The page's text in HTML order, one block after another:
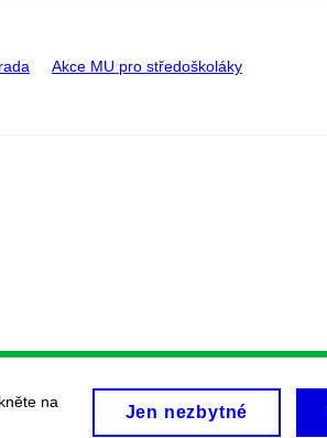
Akce MU pro středoškoláky
na
Jen nezbytné